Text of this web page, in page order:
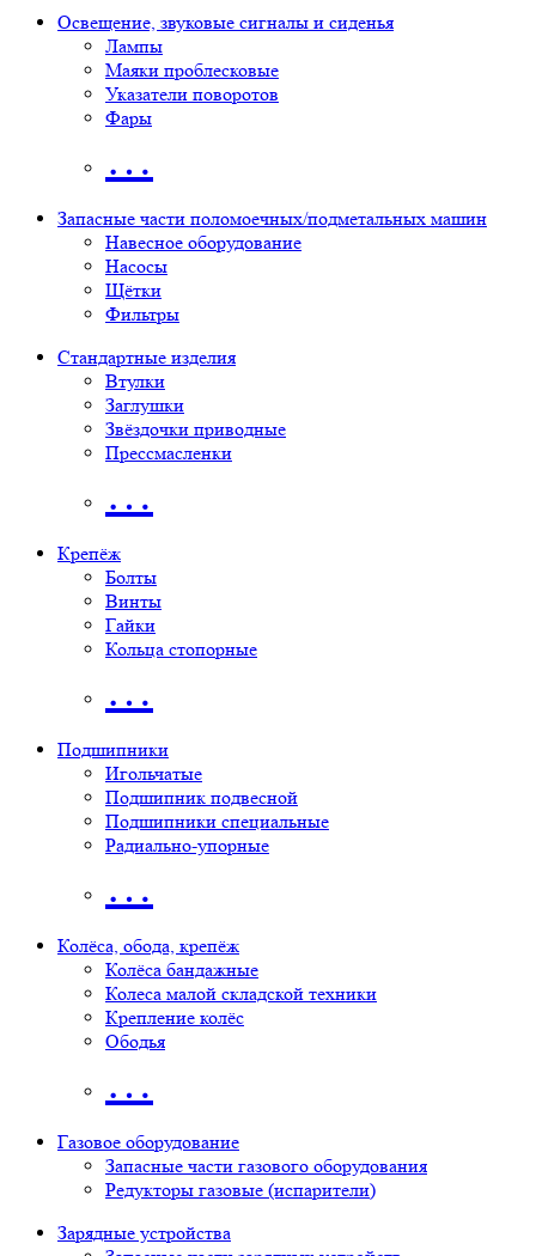
Освещение, звуковые сигналы и сиденья
Лампы
Маяки проблесковые
Указатели поворотов
Фары
…
Запасные части поломоечных/подметальных машин
Навесное оборудование
Насосы
Щётки
Фильтры
Стандартные изделия
Втулки
Заглушки
Звёздочки приводные
Прессмасленки
…
Крепёж
Болты
Винты
Гайки
Кольца стопорные
…
Подшипники
Игольчатые
Подшипник подвесной
Подшипники специальные
Радиально-упорные
…
Колёса, обода, крепёж
Колёса бандажные
Колеса малой складской техники
Крепление колёс
Ободья
…
Газовое оборудование
Запасные части газового оборудования
Редукторы газовые (испарители)
Зарядные устройства